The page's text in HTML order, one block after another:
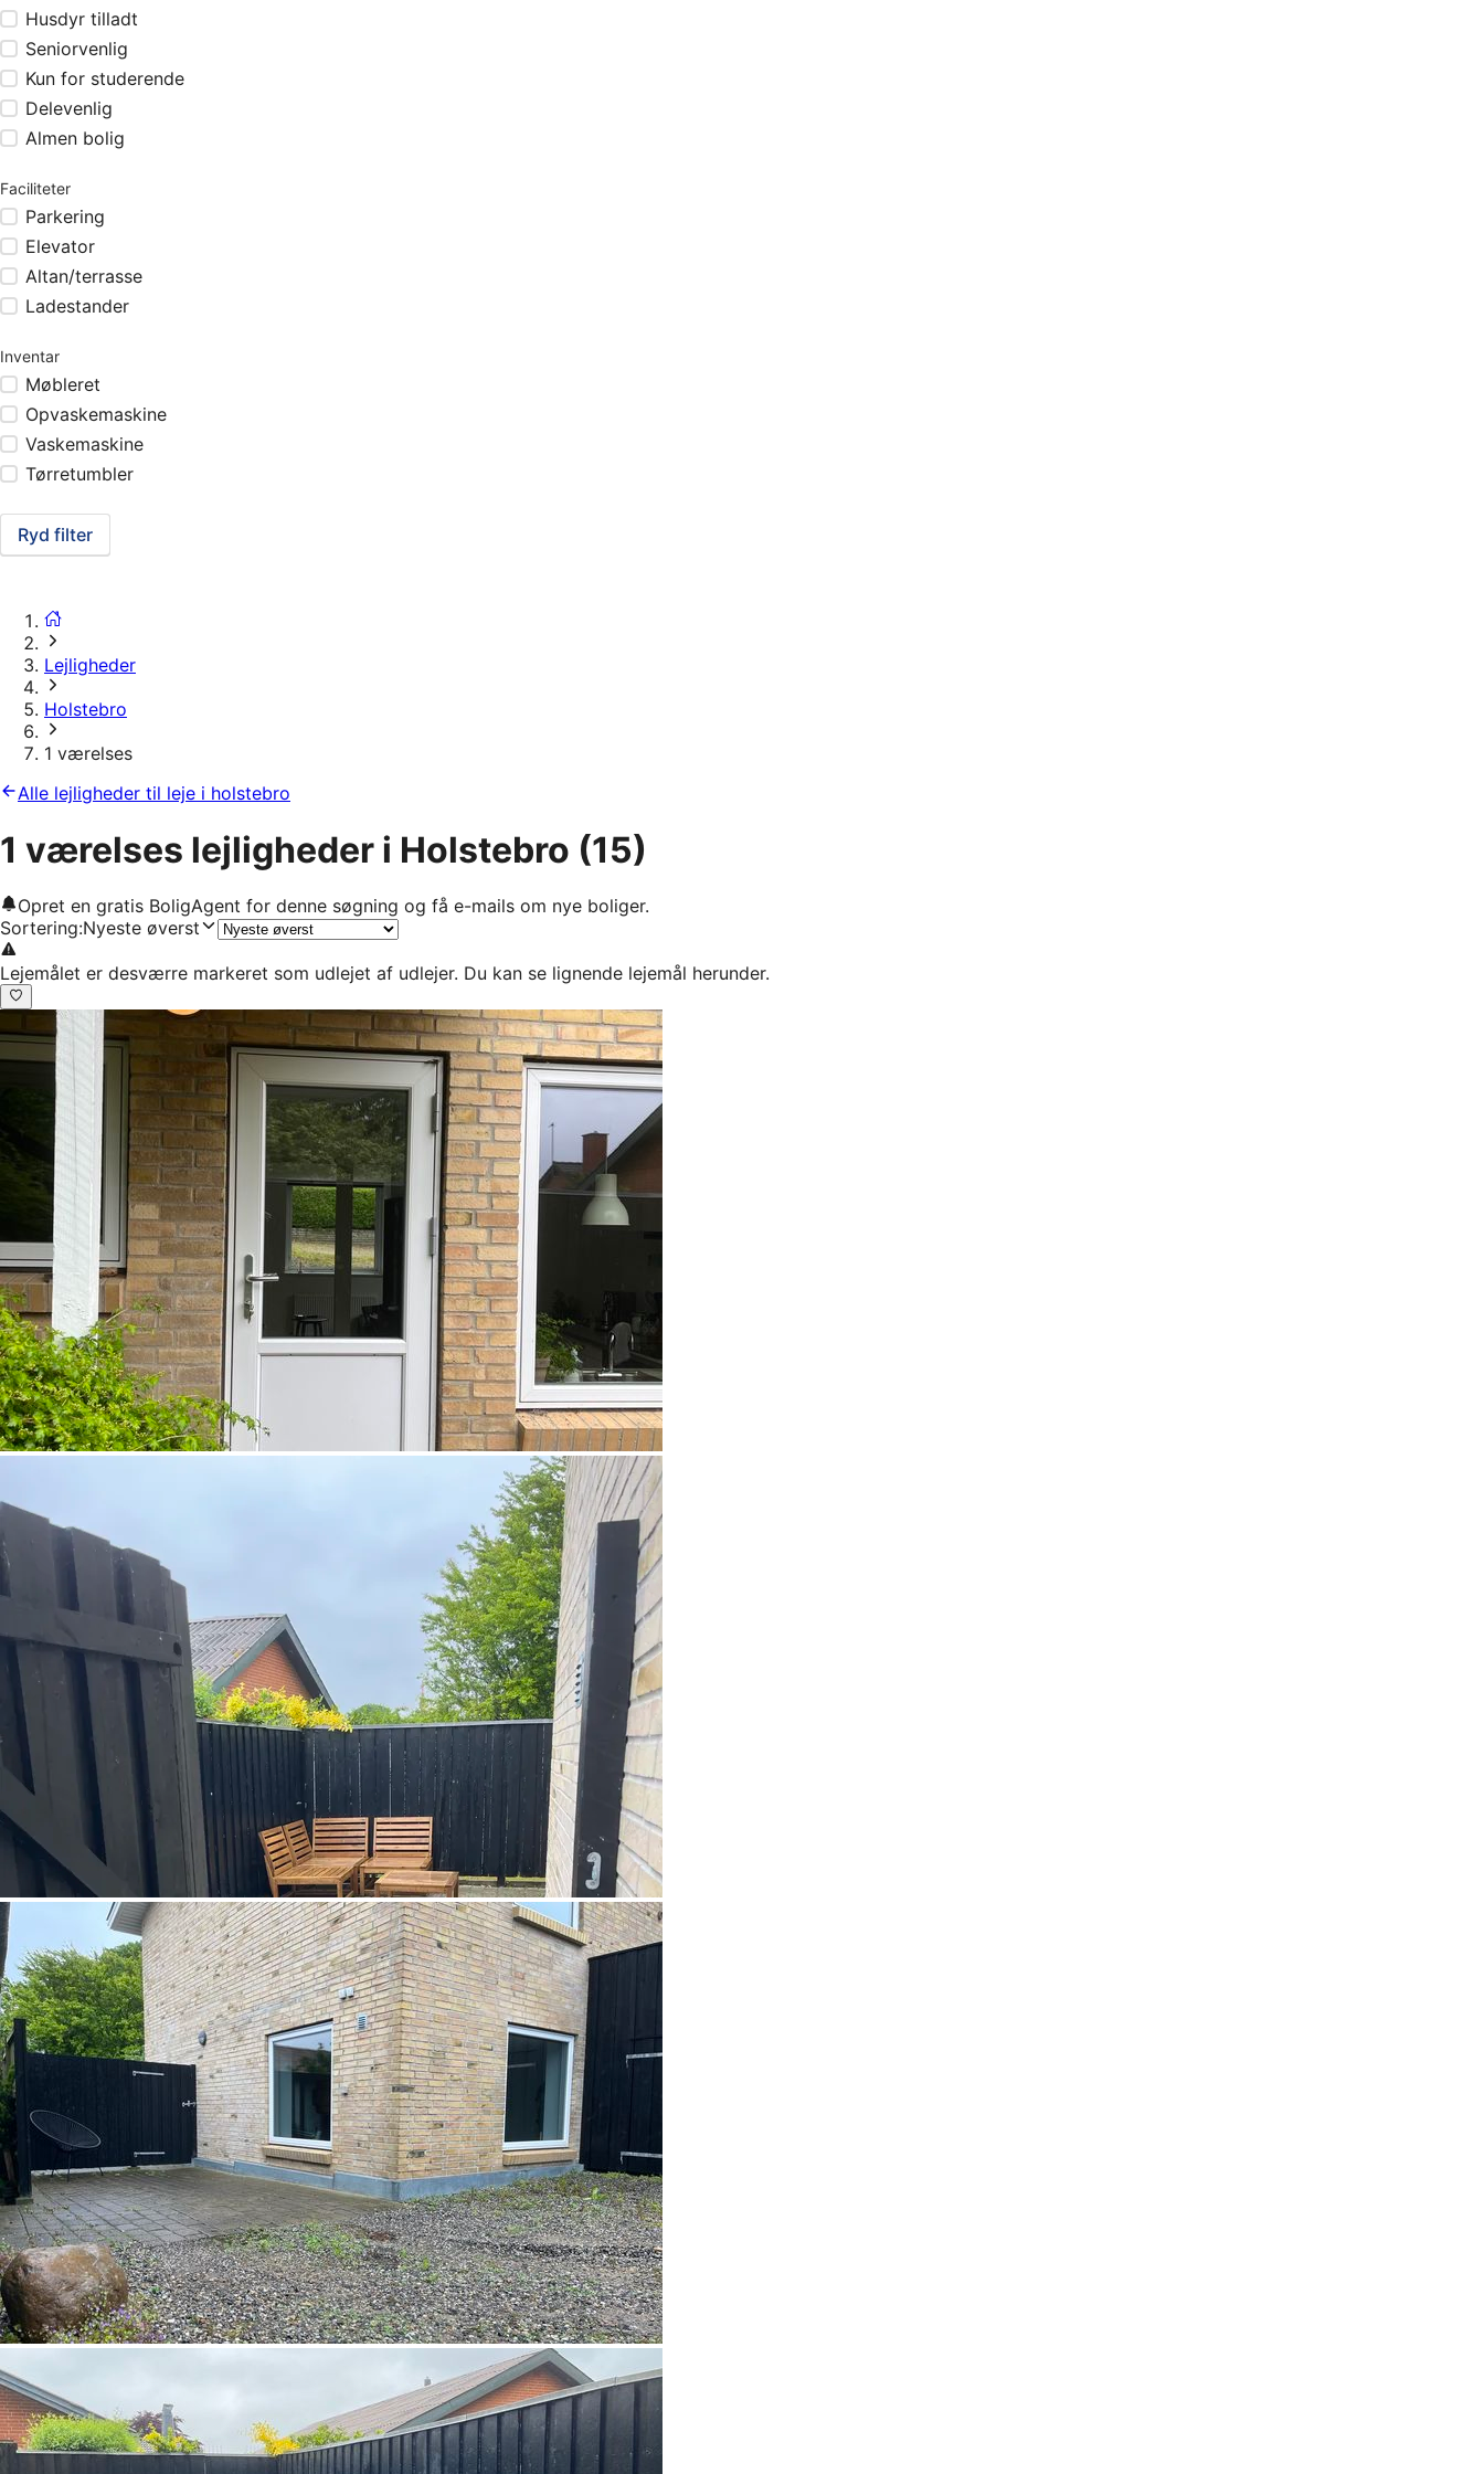
Husdyr tilladt
Seniorvenlig
Kun for studerende
Delevenlig
Almen bolig
Faciliteter
Parkering
Elevator
Altan/terrasse
Ladestander
Inventar
Møbleret
Opvaskemaskine
Vaskemaskine
Tørretumbler
Ryd filter
Lejligheder
Holstebro
1 værelses
Alle lejligheder til leje i holstebro
1 værelses lejligheder i Holstebro (15)
Opret en gratis BoligAgent for denne søgning og få e-mails om nye boliger.
Sortering:Nyeste øverst
Lejemålet er desværre markeret som udlejet af udlejer. Du kan se lignende lejemål herunder.